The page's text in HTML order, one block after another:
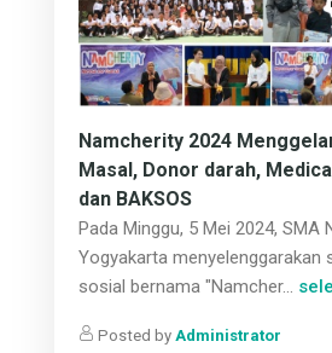
Namcherity 2024
Masal, Donor darah,
dan BAKSOS
Pada Minggu, 5 Mei 2024, SMA
Yogyakarta menyelenggarakan
sosial bernama "Namcher...
Posted by Administrator